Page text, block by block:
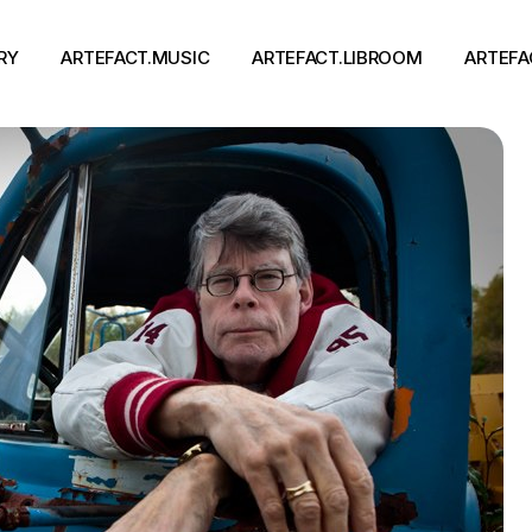
ARTEFACT.MUSIC
Виконавці
Альбоми
Концерти
ARTEFACT.LIBROOM
Книги
Письменники
Події